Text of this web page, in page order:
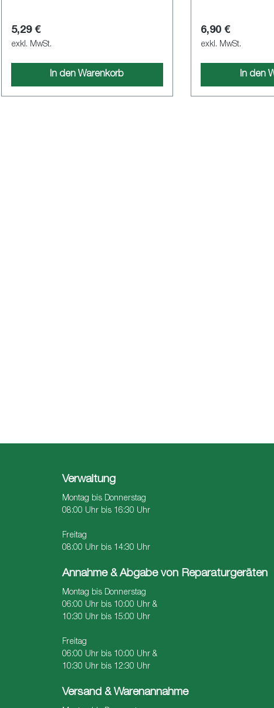
5,29 €
exkl. MwSt.
In den Warenkorb
6,90 €
exkl. MwSt.
In den
Verwaltung
Montag bis Donnerstag
08:00 Uhr bis 16:30 Uhr
Freitag
08:00 Uhr bis 14:30 Uhr
Annahme & Abgabe von Reparaturgeräten
Montag bis Donnerstag
06:00 Uhr bis 10:00 Uhr &
10:30 Uhr bis 15:00 Uhr
Freitag
06:00 Uhr bis 10:00 Uhr &
10:30 Uhr bis 12:30 Uhr
Versand & Warenannahme